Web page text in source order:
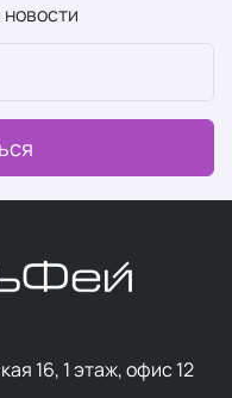
16, 1 этаж, офис 12